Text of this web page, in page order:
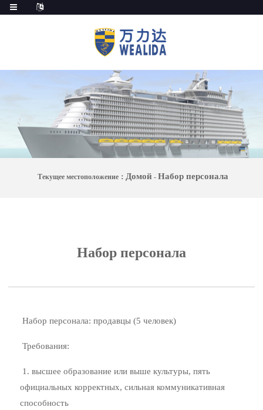
Текущее местоположение： Домой - Набор персонала
Набор персонала
Набор персонала: продавцы (5 человек)
Требования:
1. высшее образование или выше культуры, пять
официальных корректных, сильная коммуникативная
способность